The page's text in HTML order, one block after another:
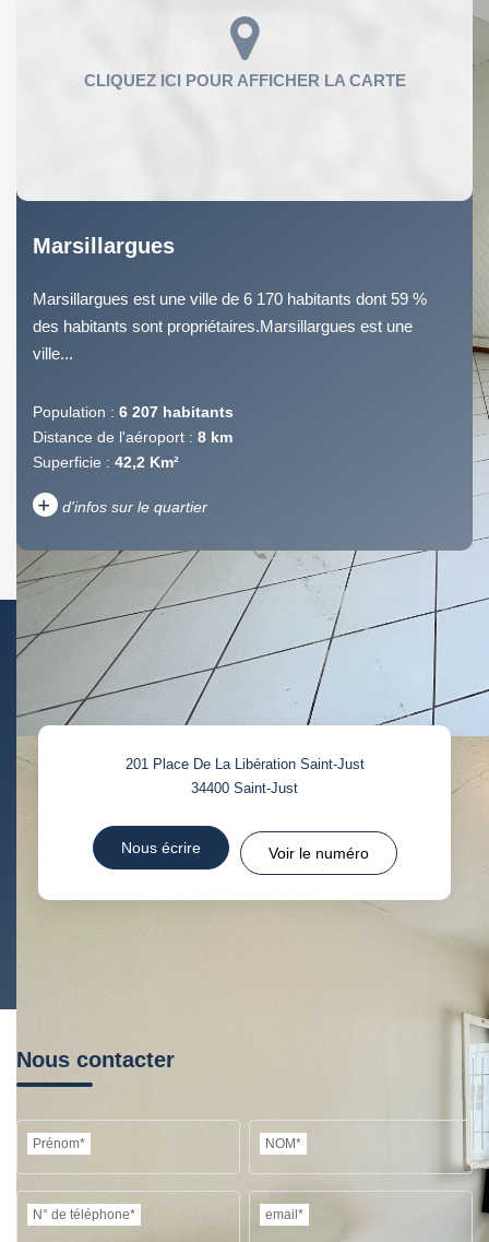
Marsillargues
Marsillargues est une ville de 6 170 habitants dont 59 %
des habitants sont propriétaires.Marsillargues est une
ville...
Population : 6 207 habitants
Distance de l'aéroport : 8 km
Superficie : 42,2 Km²
+ d'infos sur le quartier
DENSITÉ DE POPULATION ENFANTS ET ADOLESCENTS
AGE MOYEN
REVENU MENSUEL PAR
MÉNAGE
TAUX DE PROPRIÉTAIRES TAUX D'HABITATION
TAXE FONCIÈRE
PART DES MÉNAGES SANS
VOITURE
DISTANCE DE L'AÉROPORT : SUPERFICIE :
RÉSULTATS DES LYCÉES
201 Place De La Libération Saint-Just
34400 Saint-Just
Nous écrire Voir le numéro
Nous contacter
Prénom* NOM*
N° de téléphone* email*